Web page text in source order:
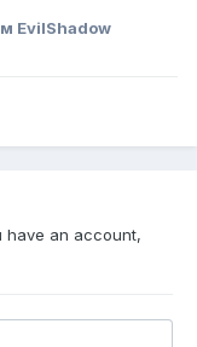
EvilShadow
have an account,